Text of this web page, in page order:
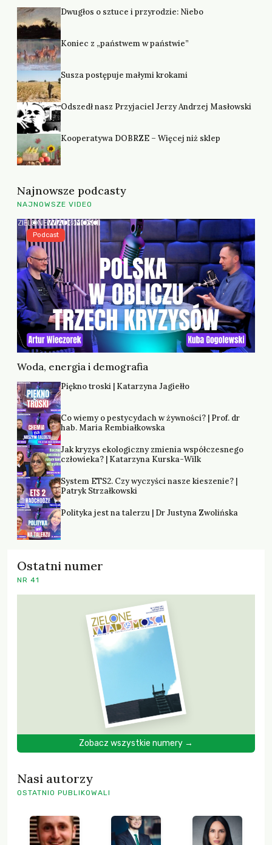
Dwugłos o sztuce i przyrodzie: Niebo
Koniec z „państwem w państwie”
Susza postępuje małymi krokami
Odszedł nasz Przyjaciel Jerzy Andrzej Masłowski
Kooperatywa DOBRZE – Więcej niż sklep
Najnowsze podcasty
NAJNOWSZE VIDEO
Woda, energia i demografia
Podcast
Piękno troski | Katarzyna Jagiełło
Co wiemy o pestycydach w żywności? | Prof. dr
hab. Maria Rembiałkowska
Jak kryzys ekologiczny zmienia współczesnego
człowieka? | Katarzyna Kurska-Wilk
System ETS2. Czy wyczyści nasze kieszenie? |
Patryk Strzałkowski
Polityka jest na talerzu | Dr Justyna Zwolińska
Ostatni numer
NR 41
Zobacz wszystkie numery →
Nasi autorzy
OSTATNIO PUBLIKOWALI